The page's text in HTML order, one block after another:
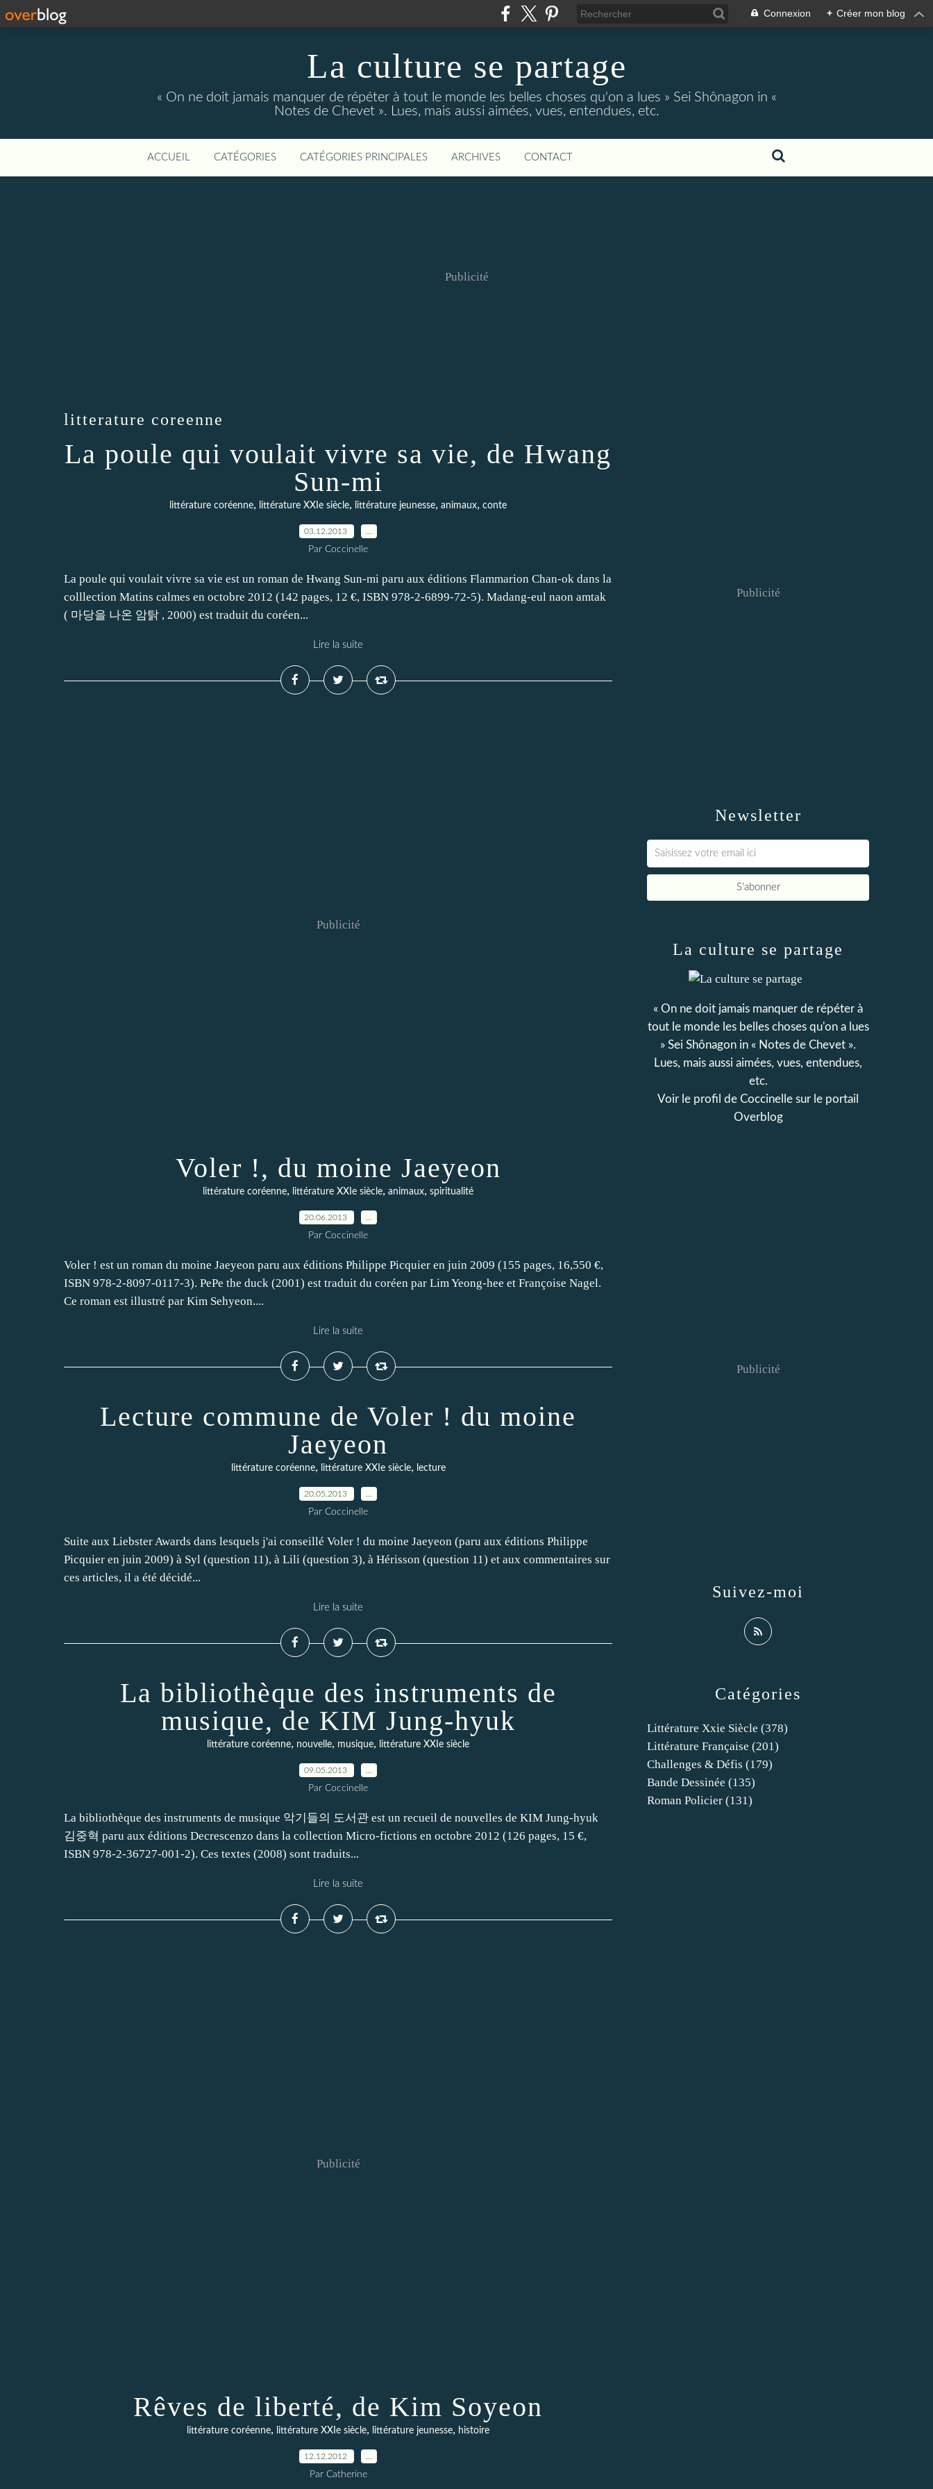
Connexion + Créer mon blog
La culture se partage
« On ne doit jamais manquer de répéter à tout le monde les belles choses qu'on a lues » Sei Shônagon in «
Notes de Chevet ». Lues, mais aussi aimées, vues, entendues, etc.
ACCUEIL CATÉGORIES CATÉGORIES PRINCIPALES ARCHIVES CONTACT
Publicité
litterature coreenne
La poule qui voulait vivre sa vie, de Hwang
Sun-mi
littérature coréenne, littérature XXIe siècle, littérature jeunesse, animaux, conte
03.12.2013
Par Coccinelle
La poule qui voulait vivre sa vie est un roman de Hwang Sun-mi paru aux éditions Flammarion Chan-ok dans la
colllection Matins calmes en octobre 2012 (142 pages, 12 €, ISBN 978-2-6899-72-5). Madang-eul naon amtak
( 마당을 나온 암탉 , 2000) est traduit du coréen...
Lire la suite
Publicité
Voler !, du moine Jaeyeon
littérature coréenne, littérature XXIe siècle, animaux, spiritualité
20.06.2013
Par Coccinelle
Voler ! est un roman du moine Jaeyeon paru aux éditions Philippe Picquier en juin 2009 (155 pages, 16,550 €,
ISBN 978-2-8097-0117-3). PePe the duck (2001) est traduit du coréen par Lim Yeong-hee et Françoise Nagel.
Ce roman est illustré par Kim Sehyeon....
Lire la suite
Lecture commune de Voler ! du moine
Jaeyeon
littérature coréenne, littérature XXIe siècle, lecture
20.05.2013
Par Coccinelle
Suite aux Liebster Awards dans lesquels j'ai conseillé Voler ! du moine Jaeyeon (paru aux éditions Philippe
Picquier en juin 2009) à Syl (question 11), à Lili (question 3), à Hérisson (question 11) et aux commentaires sur
ces articles, il a été décidé...
Lire la suite
La bibliothèque des instruments de
musique, de KIM Jung-hyuk
littérature coréenne, nouvelle, musique, littérature XXIe siècle
09.05.2013
Par Coccinelle
La bibliothèque des instruments de musique 악기들의 도서관 est un recueil de nouvelles de KIM Jung-hyuk
김중혁 paru aux éditions Decrescenzo dans la collection Micro-fictions en octobre 2012 (126 pages, 15 €,
ISBN 978-2-36727-001-2). Ces textes (2008) sont traduits...
Lire la suite
Publicité
Rêves de liberté, de Kim Soyeon
littérature coréenne, littérature XXIe siècle, littérature jeunesse, histoire
12.12.2012
Par Catherine
Newsletter
Publicité
Catégories
Littérature Xxie Siècle (378)
Littérature Française (201)
Challenges & Défis (179)
Bande Dessinée (135)
Roman Policier (131)
La culture se partage
« On ne doit jamais manquer de répéter à
tout le monde les belles choses qu'on a lues
» Sei Shônagon in « Notes de Chevet ».
Lues, mais aussi aimées, vues, entendues,
etc.
Voir le profil de Coccinelle sur le portail
Overblog
Suivez-moi
Publicité